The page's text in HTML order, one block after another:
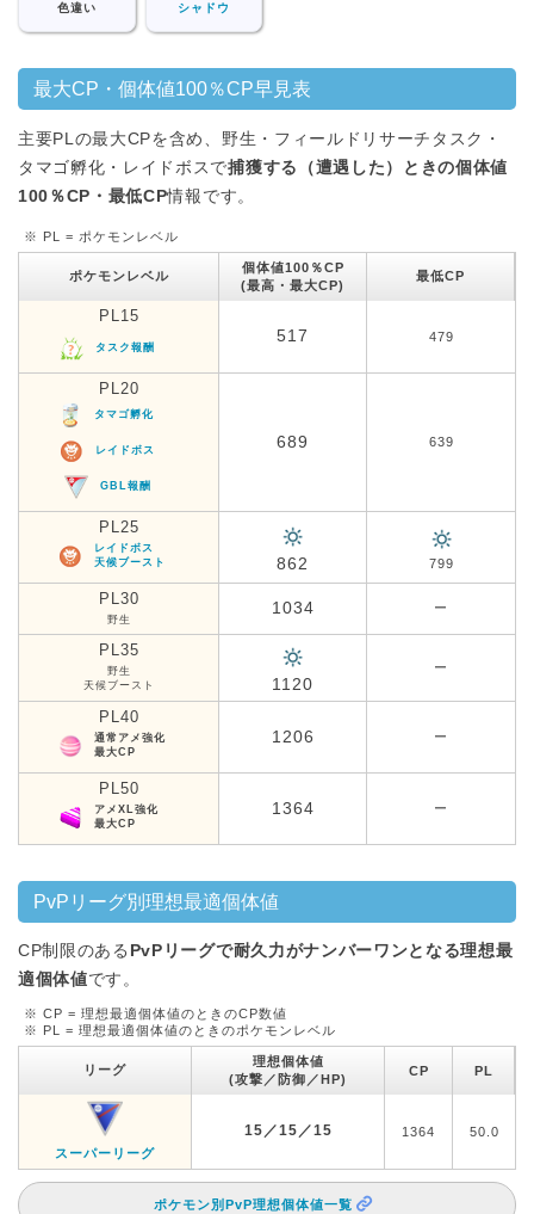
色違い シャドウ
最大CP・個体値100％CP早見表
主要PLの最大CPを含め、野生・フィールドリサーチタスク・
タマゴ孵化・レイドボスで捕獲する（遭遇した）ときの個体値
100％CP・最低CP情報です。
※ PL = ポケモンレベル
ポケモンレベル
個体値100％CP
(最高・最大CP)
最低CP
PL15
タスク報酬
517 479
PL20
タマゴ孵化
レイドボス
GBL報酬
689 639
PL25
レイドボス
天候ブースト
862 799
PL30
野生
1034 ー
PL35
野生
天候ブースト
1120
ー
PL40
通常アメ強化
最大CP
1206 ー
PL50
アメXL強化
最大CP
1364 ー
PvPリーグ別理想最適個体値
CP制限のある PvPリーグで耐久力がナンバーワンとなる理想最
適個体値です。
※ CP = 理想最適個体値のときのCP数値
※ PL = 理想最適個体値のときのポケモンレベル
リーグ
理想個体値
(攻撃／防御／HP)
CP PL
スーパーリーグ
15／15／15 1364 50.0
ポケモン別PvP理想個体値一覧